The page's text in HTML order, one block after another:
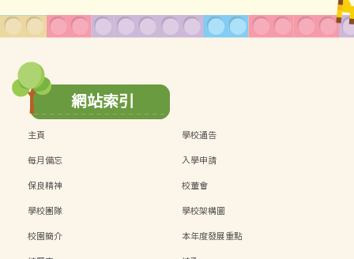
網站索引
主頁
學校通告
每月備忘
入學申請
保良精神
校董會
學校團隊
學校架構圖
校園簡介
本年度發展重點